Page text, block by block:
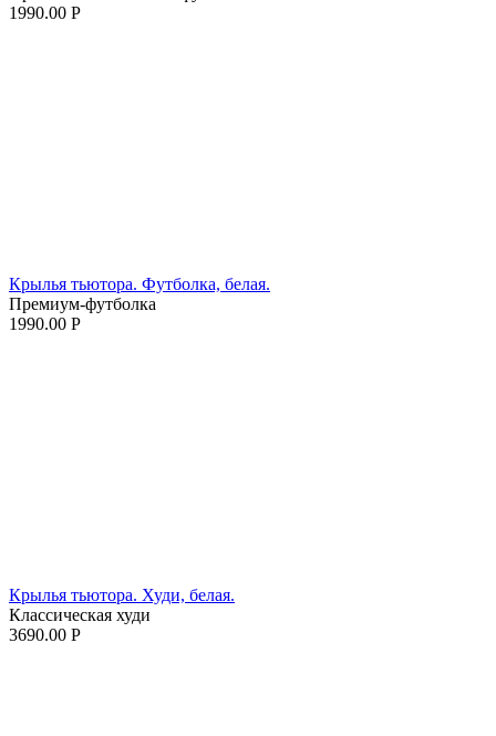
1990.00 Р
Крылья тьютора. Футболка, белая.
Премиум-футболка
1990.00 Р
Крылья тьютора. Худи, белая.
Классическая худи
3690.00 Р